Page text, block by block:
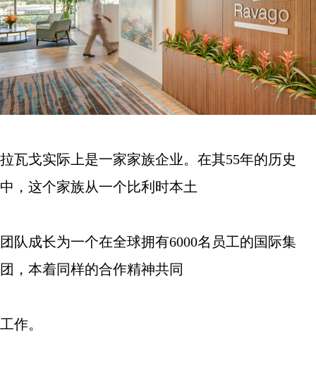
拉瓦戈实际上是一家家族企业。在其55年的历史
中，这个家族从一个比利时本土
团队成长为一个在全球拥有6000名员工的国际集
团，本着同样的合作精神共同
工作。